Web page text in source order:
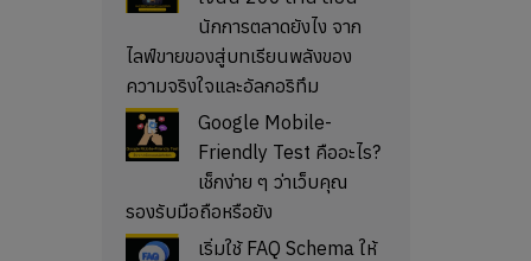
นักการตลาดยังไง จาก
ไลฟ์ขายของสู่บทเรียนพลังของ
ความจริงใจและอัลกอริทึม
Google Mobile-
Friendly Test คืออะไร?
เช็กง่าย ๆ ว่าเว็บคุณ
รองรับมือถือหรือยัง
เริ่มใช้ FAQ Schema ให้